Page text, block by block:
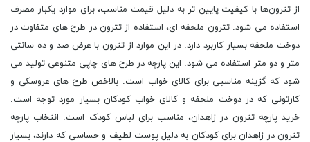
از تترون‌ها با کیفیت پایین‌ تر به دلیل قیمت مناسب، برای موارد یکبار مصرف
استفاده می‌ شود. تترون ملحفه‌ ای، استفاده از تترون در طرح ‌های متفاوت در
دوخت ملحفه‌ بسیار کاربرد دارد. در این موارد از تترون با عرض صد و ده سانتی
متر و دو متر استفاده می ‌شود. این پارچه در طرح‌ های چاپی متنوعی تولید می
‌شود که گزینه مناسبی برای کالای خواب است. بالاخص طرح‌ های عروسکی و
کارتونی که در دوخت ملحفه و کالای خواب کودکان بسیار مورد توجه است.
خرید پارچه تترون در زاهدان، مناسب برای لباس کودک است. انتخاب پارچه
تترون در زاهدان برای کودکان به دلیل پوست لطیف و حساسی که دارند، بسیار